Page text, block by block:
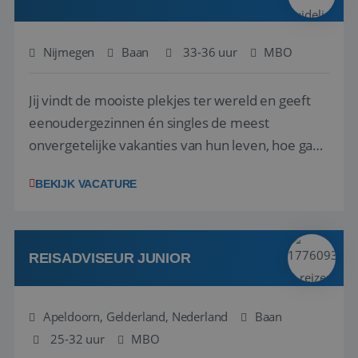
Nijmegen Baan 33-36 uur MBO
Jij vindt de mooiste plekjes ter wereld en geeft
eenoudergezinnen én singles de meest
onvergetelijke vakanties van hun leven, hoe gaaf
net zo goed thuis is in een onderhandeling als op
in Europa? Dan is dit jouw kans. A...
BEKIJK VACATURE
REISADVISEUR JUNIOR
Apeldoorn, Gelderland, Nederland
Baan
25-32 uur
MBO
5 maanden 4
weken
_GRECAPTCHA
Google Privacy Policy